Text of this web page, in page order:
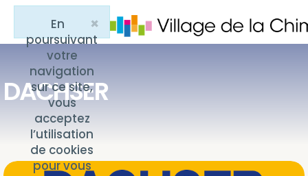
×
Close
En
poursuivant
votre
navigation
sur ce site,
vous
acceptez
l’utilisation
de cookies
pour vous
DACHSER